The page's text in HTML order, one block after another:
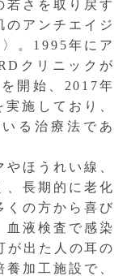
さを取り戻す
のアンチエイジ
。1995年にア
クリニックが
開始、2017年
施しており、
る治療法であ
ほうれい線、
、長期的に老化
くの方から喜び
血液検査で感染
が出た人の耳の
加工施設で、